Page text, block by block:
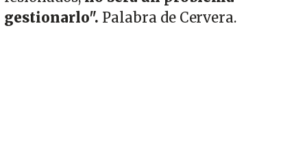
gestionarlo". Palabra de Cervera.